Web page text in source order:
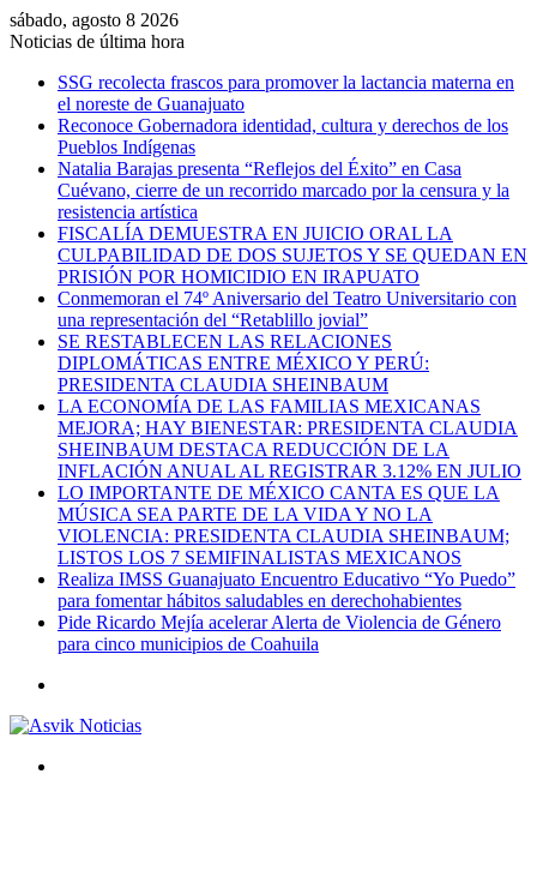
sábado, agosto 8 2026
Noticias de última hora
SSG recolecta frascos para promover la lactancia materna en
el noreste de Guanajuato
Reconoce Gobernadora identidad, cultura y derechos de los
Pueblos Indígenas
Natalia Barajas presenta “Reflejos del Éxito” en Casa
Cuévano, cierre de un recorrido marcado por la censura y la
resistencia artística
FISCALÍA DEMUESTRA EN JUICIO ORAL LA
CULPABILIDAD DE DOS SUJETOS Y SE QUEDAN EN
PRISIÓN POR HOMICIDIO EN IRAPUATO
Conmemoran el 74º Aniversario del Teatro Universitario con
una representación del “Retablillo jovial”
SE RESTABLECEN LAS RELACIONES
DIPLOMÁTICAS ENTRE MÉXICO Y PERÚ:
PRESIDENTA CLAUDIA SHEINBAUM
LA ECONOMÍA DE LAS FAMILIAS MEXICANAS
MEJORA; HAY BIENESTAR: PRESIDENTA CLAUDIA
SHEINBAUM DESTACA REDUCCIÓN DE LA
INFLACIÓN ANUAL AL REGISTRAR 3.12% EN JULIO
LO IMPORTANTE DE MÉXICO CANTA ES QUE LA
MÚSICA SEA PARTE DE LA VIDA Y NO LA
VIOLENCIA: PRESIDENTA CLAUDIA SHEINBAUM;
LISTOS LOS 7 SEMIFINALISTAS MEXICANOS
Realiza IMSS Guanajuato Encuentro Educativo “Yo Puedo”
para fomentar hábitos saludables en derechohabientes
Pide Ricardo Mejía acelerar Alerta de Violencia de Género
para cinco municipios de Coahuila